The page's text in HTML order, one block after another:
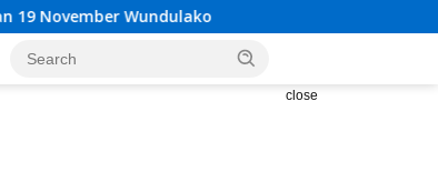
Bupati Kolaka H Amri, Buka Suara Soal
close